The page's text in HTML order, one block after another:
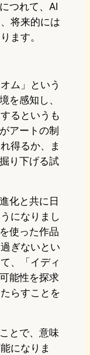
つれて、AI
将来的には
ます。
ム」という
を感知し、
るというも
アートの制
得るか、ま
り下げる試
化と共に日
になりまし
使った作品
ぎないとい
、「イディ
能性を探求
らすことを
とで、意味
になりま